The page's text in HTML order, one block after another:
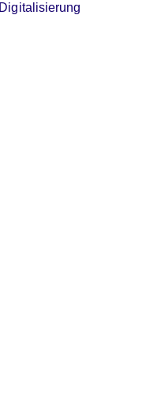
Digitalisierung